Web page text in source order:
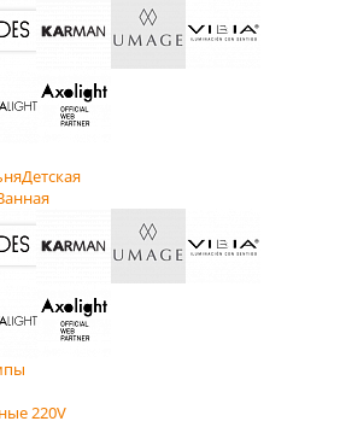
Детская
220V